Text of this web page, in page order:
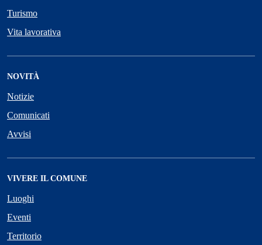
Turismo
Vita lavorativa
NOVITÀ
Notizie
Comunicati
Avvisi
VIVERE IL COMUNE
Luoghi
Eventi
Territorio